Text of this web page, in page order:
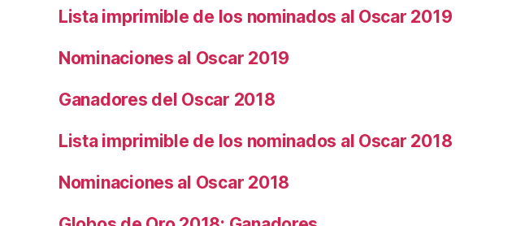
Lista imprimible de los nominados al Oscar 2019
Nominaciones al Oscar 2019
Ganadores del Oscar 2018
Lista imprimible de los nominados al Oscar 2018
Nominaciones al Oscar 2018